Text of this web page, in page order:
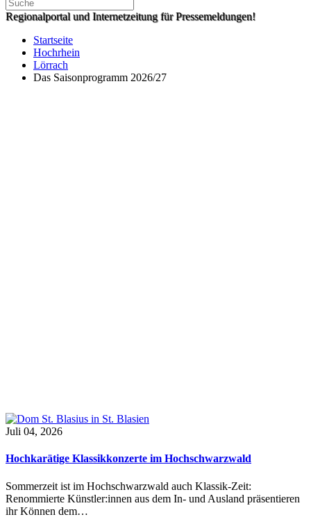
Regionalportal und Internetzeitung für Pressemeldungen!
Startseite
Hochrhein
Lörrach
Das Saisonprogramm 2026/27
Juli 04, 2026
Hochkarätige Klassikkonzerte im Hochschwarzwald
Sommerzeit ist im Hochschwarzwald auch Klassik-Zeit:
Renommierte Künstler:innen aus dem In- und Ausland präsentieren
ihr Können dem…